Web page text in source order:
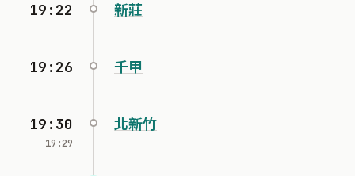
19:22 新莊
19:26 千甲
19:30
19:29
北新竹